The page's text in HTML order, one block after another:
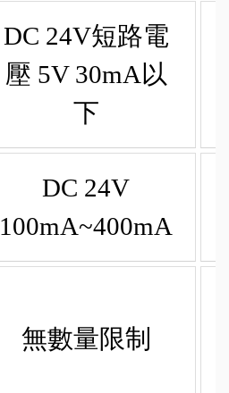
DC 24V短路電
壓 5V 30mA以
下
DC 24V
100mA~400mA
無數量限制